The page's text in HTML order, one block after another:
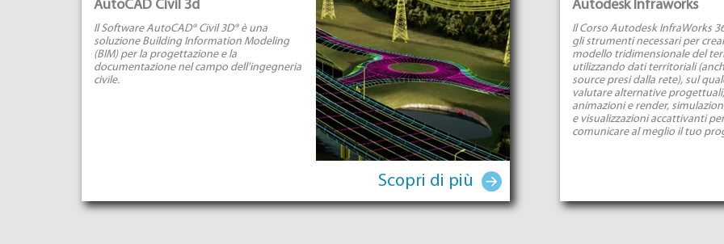
AutoCAD Civil 3d
Il Software AutoCAD® Civil 3D® è una
soluzione Building Information Modeling
(BIM) per la progettazione e la
documentazione nel campo dell'ingegneria
civile.
Scopri di più
Autodesk Infraworks
Il Corso Autodesk InfraWorks
gli strumenti necessari per
modello tridimensionale del
utilizzando dati territoriali
source presi dalla rete), sul
valutare alternative
animazioni e render,
e visualizzazioni accattivanti per
comunicare al meglio il tuo